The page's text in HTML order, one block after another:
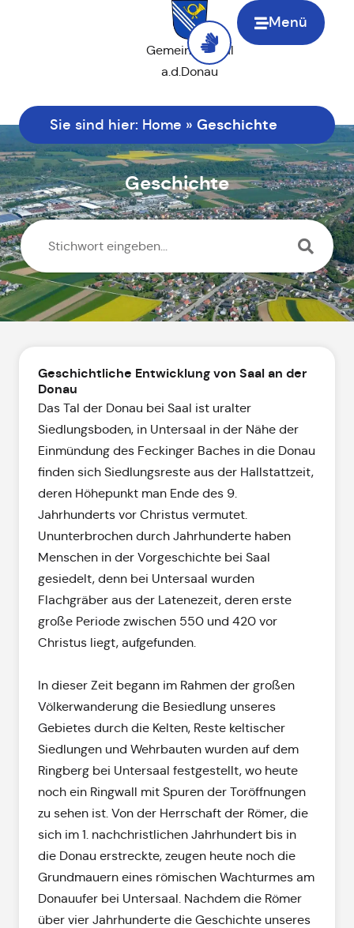
Menü
Gemeinde Saal
a.d.Donau
Sie sind hier: Home » Geschichte
Geschichte
Geschichtliche Entwicklung von Saal an der
Donau
Das Tal der Donau bei Saal ist uralter
Siedlungsboden, in Untersaal in der Nähe der
Einmündung des Feckinger Baches in die Donau
finden sich Siedlungsreste aus der Hallstattzeit,
deren Höhepunkt man Ende des 9.
Jahrhunderts vor Christus vermutet.
Ununterbrochen durch Jahrhunderte haben
Menschen in der Vorgeschichte bei Saal
gesiedelt, denn bei Untersaal wurden
Flachgräber aus der Latenezeit, deren erste
große Periode zwischen 550 und 420 vor
Christus liegt, aufgefunden.
In dieser Zeit begann im Rahmen der großen
Völkerwanderung die Besiedlung unseres
Gebietes durch die Kelten, Reste keltischer
Siedlungen und Wehrbauten wurden auf dem
Ringberg bei Untersaal festgestellt, wo heute
noch ein Ringwall mit Spuren der Toröffnungen
zu sehen ist. Von der Herrschaft der Römer, die
sich im 1. nachchristlichen Jahrhundert bis in
die Donau erstreckte, zeugen heute noch die
Grundmauern eines römischen Wachturmes am
Donauufer bei Untersaal. Nachdem die Römer
über vier Jahrhunderte die Geschichte unseres